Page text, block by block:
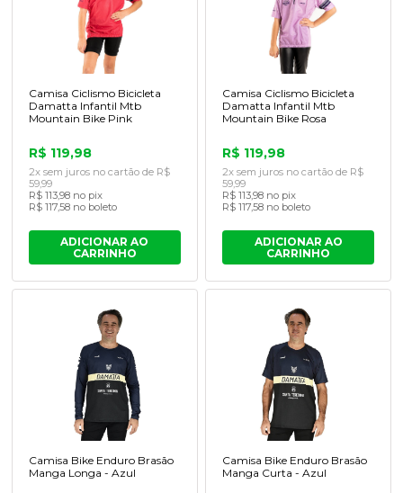
Camisa Ciclismo Bicicleta
Damatta Infantil Mtb
Mountain Bike Pink
R$ 119,98
2x sem juros no cartão de R$
59,99
R$ 113,98 no pix
R$ 117,58 no boleto
ADICIONAR AO
CARRINHO
Camisa Ciclismo Bicicleta
Damatta Infantil Mtb
Mountain Bike Rosa
R$ 119,98
2x sem juros no cartão de R$
59,99
R$ 113,98 no pix
R$ 117,58 no boleto
ADICIONAR AO
CARRINHO
Camisa Bike Enduro Brasão
Manga Longa - Azul
Camisa Bike Enduro Brasão
Manga Curta - Azul